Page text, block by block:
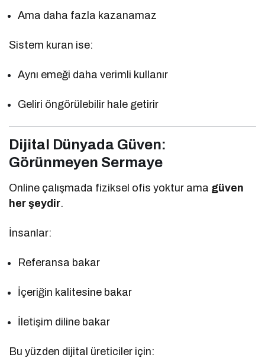
Ama daha fazla kazanamaz
Sistem kuran ise:
Aynı emeği daha verimli kullanır
Geliri öngörülebilir hale getirir
Dijital Dünyada Güven:
Görünmeyen Sermaye
Online çalışmada fiziksel ofis yoktur ama güven
her şeydir.
İnsanlar:
Referansa bakar
İçeriğin kalitesine bakar
İletişim diline bakar
Bu yüzden dijital üreticiler için: